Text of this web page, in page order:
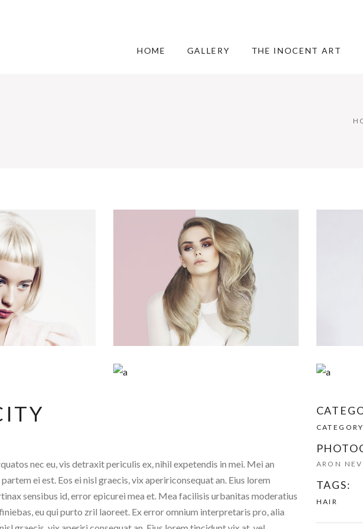
HOME GALLERY THE INOCENT ART
nec eu, vis detraxit periculis ex, nihil expetendis in mei. Mei an
ei est. Eos ei nisl graecis, vix apeririconsequat an. Eius lorem
sensibus id, error epicurei mea et. Mea facilisis urbanitas moderatius
eu qui purto zril laoreet. Ex error omnium interpretaris pro, alia
ARON
TAGS:
HAIR